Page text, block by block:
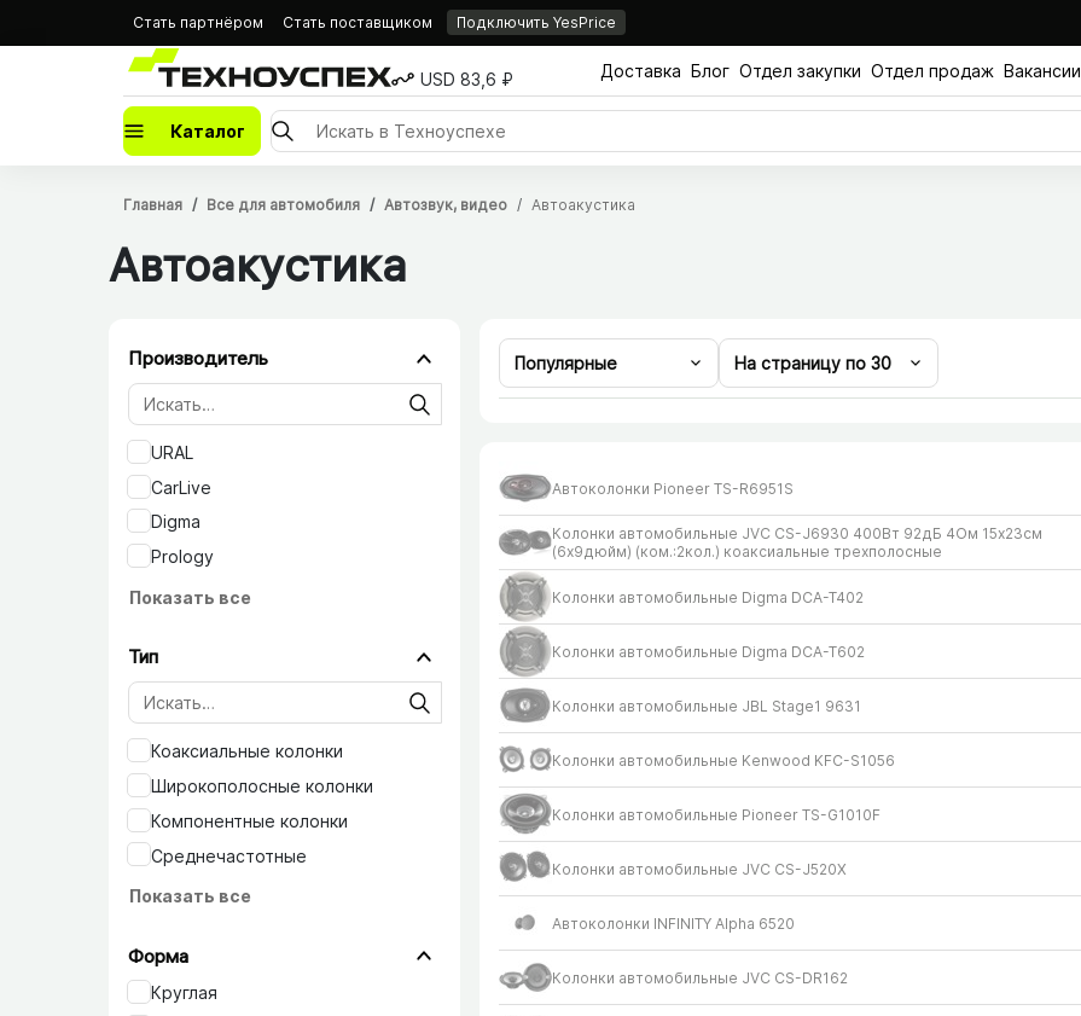
Стать партнёром Стать поставщиком Подключить YesPrice
USD 83,6 ₽ Доставка Блог Отдел закупки Отдел продаж Вакансии
Каталог
Главная Все для автомобиля Автозвук, видео Автоакустика
Автоакустика
Производитель
URAL
CarLive
Digma
Prology
Показать все
Тип
Коаксиальные колонки
Широкополосные колонки
Компонентные колонки
Среднечастотные
Показать все
Форма
Круглая
Популярные На страницу по 30
Автоколонки Pioneer TS-R6951S
Колонки автомобильные JVC CS-J6930 400Вт 92дБ 4Ом 15x23см
(6x9дюйм) (ком.:2кол.) коаксиальные трехполосные
Колонки автомобильные Digma DCA-T402
Колонки автомобильные Digma DCA-T602
Колонки автомобильные JBL Stage1 9631
Колонки автомобильные Kenwood KFC-S1056
Колонки автомобильные Pioneer TS-G1010F
Колонки автомобильные JVC CS-J520X
Автоколонки INFINITY Alpha 6520
Колонки автомобильные JVC CS-DR162